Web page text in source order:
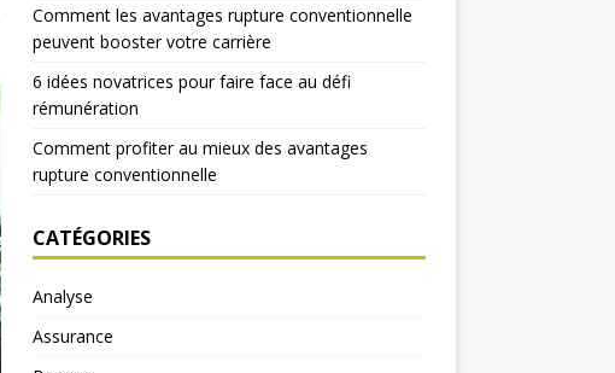
Comment les avantages rupture conventionnelle
peuvent booster votre carrière
6 idées novatrices pour faire face au défi
rémunération
Comment profiter au mieux des avantages
rupture conventionnelle
CATÉGORIES
Analyse
Assurance